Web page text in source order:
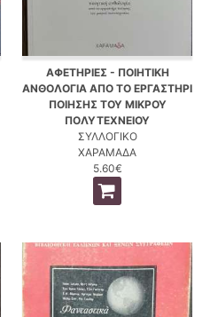
ΑΦΕΤΗΡΙΕΣ - ΠΟΙΗΤΙΚΗ
ΑΝΘΟΛΟΓΙΑ ΑΠΟ ΤΟ ΕΡΓΑΣΤΗΡΙ
ΠΟΙΗΣΗΣ ΤΟΥ ΜΙΚΡΟΥ
ΠΟΛΥΤΕΧΝΕΙΟΥ
ΣΥΛΛΟΓΙΚΟ
ΧΑΡΑΜΑΔΑ
5.60€